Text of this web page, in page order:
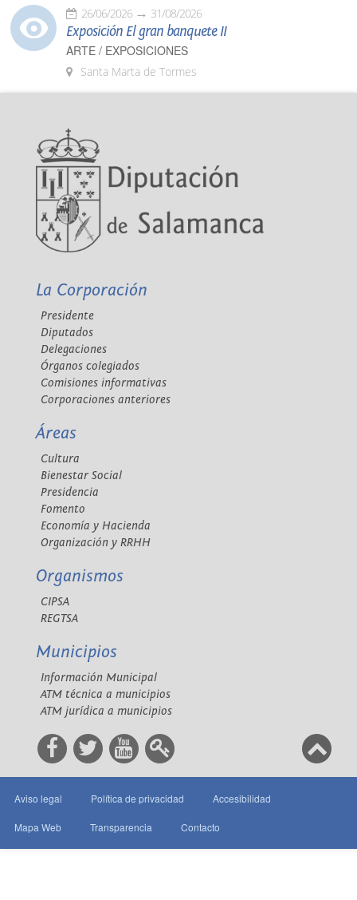
26/06/2026 31/08/2026
Exposición El gran banquete II
ARTE / EXPOSICIONES
Santa Marta de Tormes
La Corporación
Presidente
Diputados
Delegaciones
Órganos colegiados
Comisiones informativas
Corporaciones anteriores
Áreas
Cultura
Bienestar Social
Presidencia
Fomento
Economía y Hacienda
Organización y RRHH
Organismos
CIPSA
REGTSA
Municipios
Información Municipal
ATM técnica a municipios
ATM jurídica a municipios
Aviso legal Política de privacidad Accesibilidad
Mapa Web Transparencia Contacto